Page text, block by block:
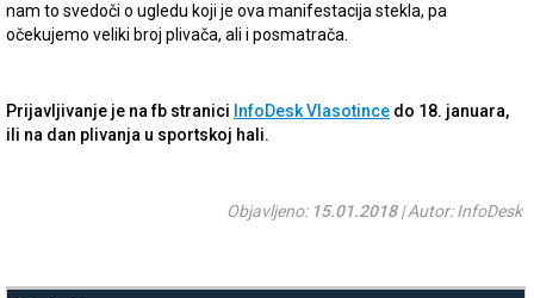
nam to svedoči o ugledu koji je ova manifestacija stekla, pa
očekujemo veliki broj plivača, ali i posmatrača.
Prijavljivanje je na fb stranici InfoDesk Vlasotince do 18. januara,
ili na dan plivanja u sportskoj hali.
Objavljeno: 15.01.2018| Autor: InfoDesk